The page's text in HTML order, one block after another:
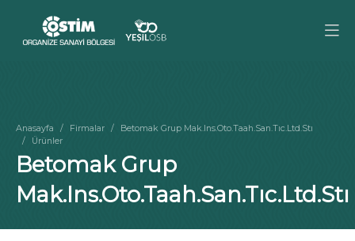
Anasayfa Firmalar
Betomak Grup Mak.Ins.Oto.Taah.San.Tıc.Ltd.Stı
Ürünler
Betomak Grup
Mak.Ins.Oto.Taah.San.Tıc.Ltd.Stı